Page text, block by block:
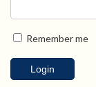
Remember me